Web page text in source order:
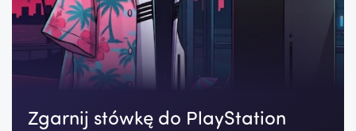
Zgarnij stówkę do PlayStation